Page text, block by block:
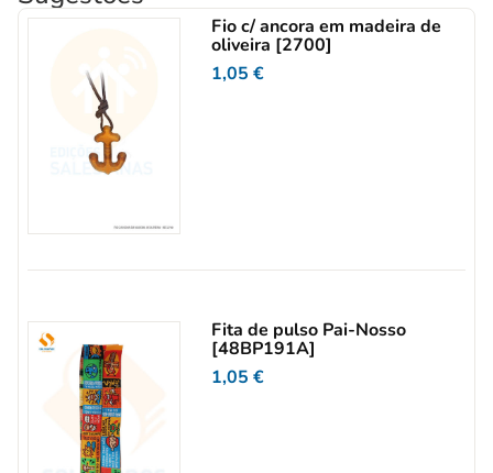
Fio c/ ancora em madeira de
oliveira [2700]
1,05€
Fita de pulso Pai-Nosso
[48BP191A]
1,05€